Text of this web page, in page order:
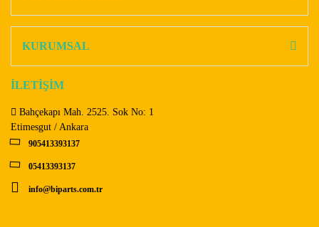
Bu ürüne benzer farklı alternatifler olmalı.
KURUMSAL
İLETİŞİM
Bahçekapı Mah. 2525. Sok No: 1
Etimesgut / Ankara
905413393137
05413393137
info@biparts.com.tr